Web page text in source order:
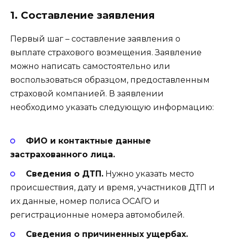
1. Составление заявления
Первый шаг – составление заявления о
выплате страхового возмещения. Заявление
можно написать самостоятельно или
воспользоваться образцом, предоставленным
страховой компанией. В заявлении
необходимо указать следующую информацию:
ФИО и контактные данные
застрахованного лица.
Сведения о ДТП.Нужно указать место
происшествия, дату и время, участников ДТП и
их данные, номер полиса ОСАГО и
регистрационные номера автомобилей.
Сведения о причиненных ущербах.